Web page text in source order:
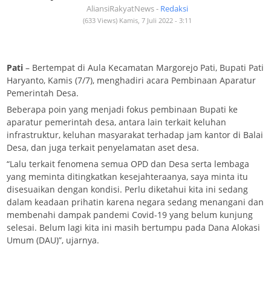
AliansiRakyatNews - Redaksi
(633 Views) Kamis, 7 Juli 2022 - 3:11
Pati – Bertempat di Aula Kecamatan Margorejo Pati, Bupati Pati
Haryanto, Kamis (7/7), menghadiri acara Pembinaan Aparatur
Pemerintah Desa.
Beberapa poin yang menjadi fokus pembinaan Bupati ke
aparatur pemerintah desa, antara lain terkait keluhan
infrastruktur, keluhan masyarakat terhadap jam kantor di Balai
Desa, dan juga terkait penyelamatan aset desa.
“Lalu terkait fenomena semua OPD dan Desa serta lembaga
yang meminta ditingkatkan kesejahteraanya, saya minta itu
disesuaikan dengan kondisi. Perlu diketahui kita ini sedang
dalam keadaan prihatin karena negara sedang menangani dan
membenahi dampak pandemi Covid-19 yang belum kunjung
selesai. Belum lagi kita ini masih bertumpu pada Dana Alokasi
Umum (DAU)”, ujarnya.